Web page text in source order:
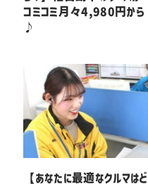
コミコミ月々4,980円から
♪
【あなたに最適なクルマはど